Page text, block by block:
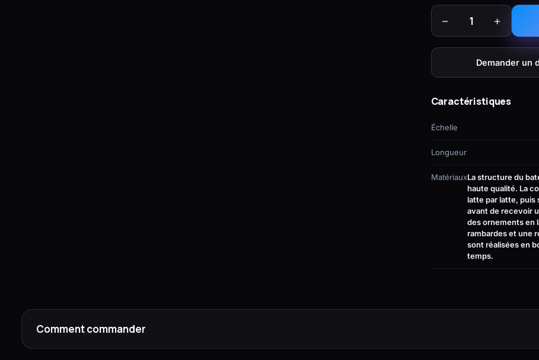
− 1 +
Demander un
Caractéristiques
Échelle
Longueur
MatériauxLa structure du
haute qualité. La
latte par latte, puis
avant de recevoir
des ornements en
rambardes et une
sont réalisées en
temps.
Comment commander